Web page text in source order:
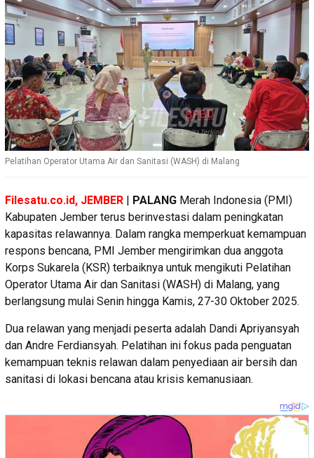
Pelatihan Operator Utama Air dan Sanitasi (WASH) di Malang
Filesatu.co.id, JEMBER PALANG Merah Indonesia (PMI)
Kabupaten Jember terus berinvestasi dalam peningkatan
kapasitas relawannya. Dalam rangka memperkuat kemampuan
respons bencana, PMI Jember mengirimkan dua anggota
Korps Sukarela (KSR) terbaiknya untuk mengikuti Pelatihan
Operator Utama Air dan Sanitasi (WASH) di Malang, yang
berlangsung mulai Senin hingga Kamis, 27-30 Oktober 2025.
Dua relawan yang menjadi peserta adalah Dandi Apriyansyah
dan Andre Ferdiansyah. Pelatihan ini fokus pada penguatan
kemampuan teknis relawan dalam penyediaan air bersih dan
sanitasi di lokasi bencana atau krisis kemanusiaan.